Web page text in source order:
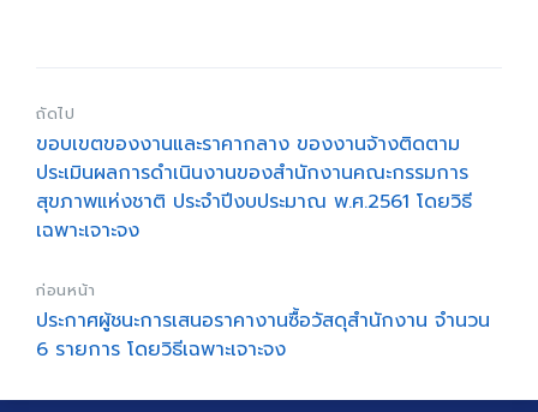
ถัดไป
ขอบเขตของงานและราคากลาง ของงานจ้างติดตาม
ประเมินผลการดำเนินงานของสำนักงานคณะกรรมการ
สุขภาพแห่งชาติ ประจำปีงบประมาณ พ.ศ.2561 โดยวิธี
เฉพาะเจาะจง
ก่อนหน้า
ประกาศผู้ชนะการเสนอราคางานซื้อวัสดุสำนักงาน จำนวน
6 รายการ โดยวิธีเฉพาะเจาะจง